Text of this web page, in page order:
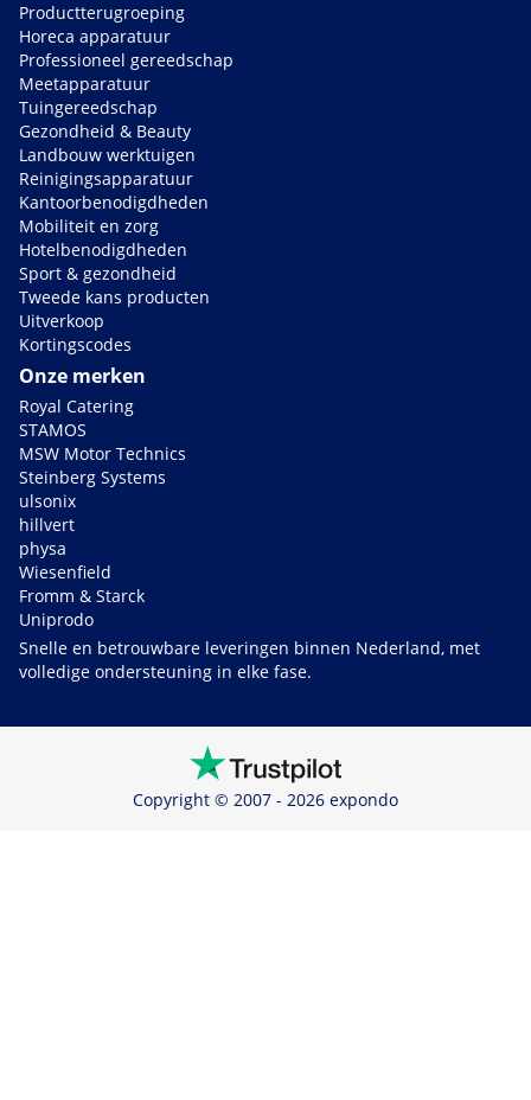
Productterugroeping
Horeca apparatuur
Professioneel gereedschap
Meetapparatuur
Tuingereedschap
Gezondheid & Beauty
Landbouw werktuigen
Reinigingsapparatuur
Kantoorbenodigdheden
Mobiliteit en zorg
Hotelbenodigdheden
Sport & gezondheid
Tweede kans producten
Uitverkoop
Kortingscodes
Onze merken
Royal Catering
STAMOS
MSW Motor Technics
Steinberg Systems
ulsonix
hillvert
physa
Wiesenfield
Fromm & Starck
Uniprodo
Snelle en betrouwbare leveringen binnen Nederland, met
volledige ondersteuning in elke fase.
Copyright © 2007 - 2026 expondo